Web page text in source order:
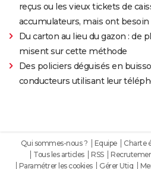
reçus ou les vieux tickets de
accumulateurs, mais ont
Du carton au lieu du gazon : de
misent sur cette méthode
Des policiers déguisés en
conducteurs utilisant leur
Qui sommes-nous ? Equipe Charte
Tous les articles
RSS
Paramétrer les cookies
Gérer Utiq